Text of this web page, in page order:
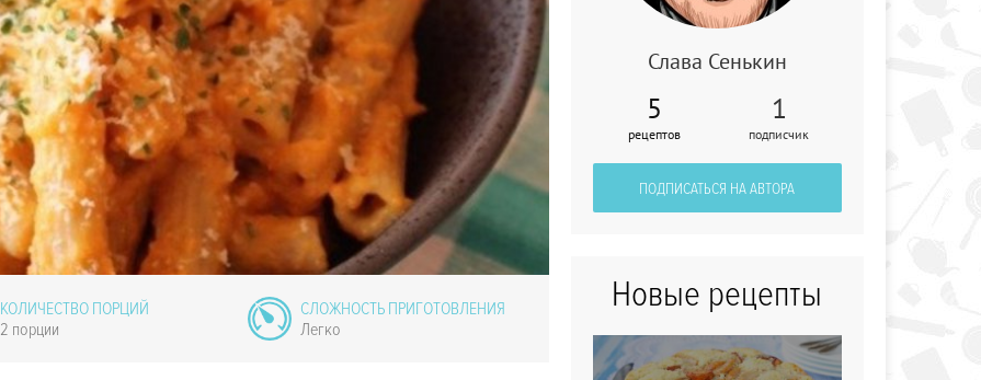
Шоколадный
пирог
КОЛИЧЕСТВО ПОРЦИЙ
2 порции
СЛОЖНОСТЬ ПРИГОТОВЛЕНИЯ
Легко
Слава Сенькин
5
рецептов
1
подписчик
ПОДПИСАТЬСЯ НА АВТОРА
Новые рецепты